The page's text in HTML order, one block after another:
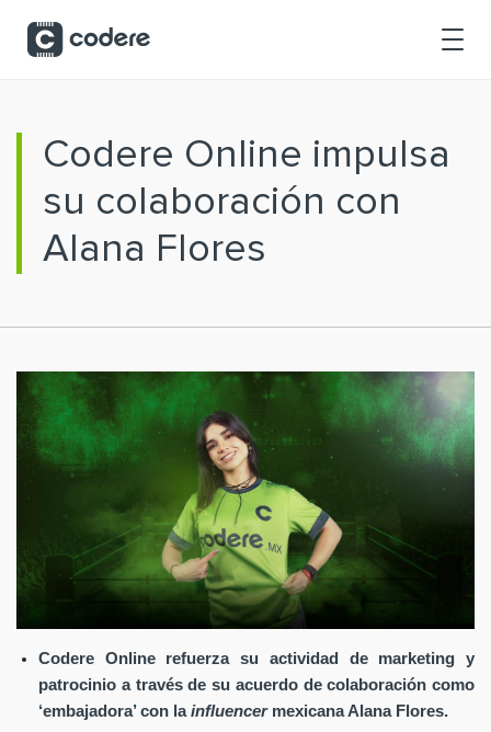
Codere Online impulsa
su colaboración con
Alana Flores
Codere Online refuerza su actividad de marketing y
patrocinio a través de su acuerdo de colaboración como
‘embajadora’ con lainfluencermexicana Alana Flores.